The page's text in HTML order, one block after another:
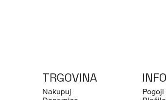
TRGOVINA
Nakupuj